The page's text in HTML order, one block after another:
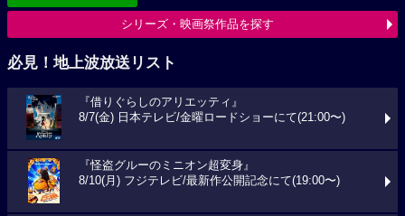
シリーズ・映画祭作品を探す
必見！地上波放送リスト
『借りぐらしのアリエッティ』
8/7(金) 日本テレビ/金曜ロードショーにて(21:00〜)
『怪盗グルーのミニオン超変身』
8/10(月) フジテレビ/最新作公開記念にて(19:00〜)